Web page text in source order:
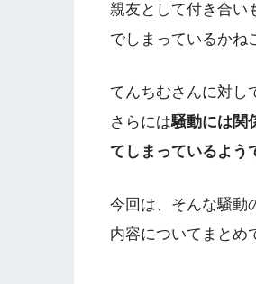
親友として付き合い
でしまっているかね
てんちむさんに対し
さらには騒動には関
てしまっているよう
今回は、そんな騒動
内容についてまとめ